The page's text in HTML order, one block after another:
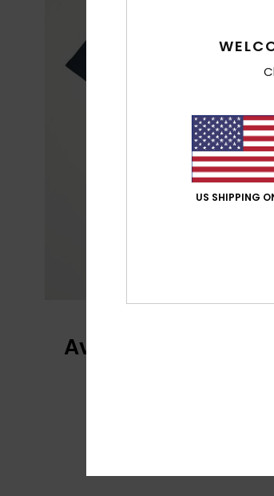
Avaliações dos
US SHIPPING